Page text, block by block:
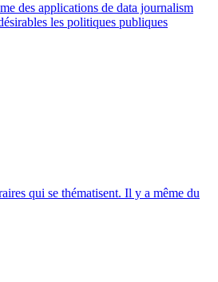
des applications de data journalism
les politiques publiques
qui se thématisent. Il y a même du